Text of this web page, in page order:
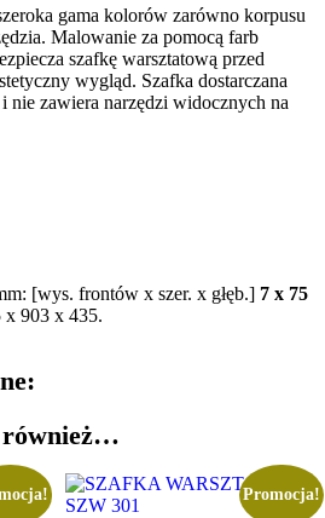
gama kolorów zarówno korpusu
Malowanie za pomocą farb
szafkę warsztatową przed
wygląd. Szafka dostarczana
nie zawiera narzędzi widocznych na
[wys. frontów x szer. x głęb.] 7 x 75
x 903 x 435.
również…
Promocja!